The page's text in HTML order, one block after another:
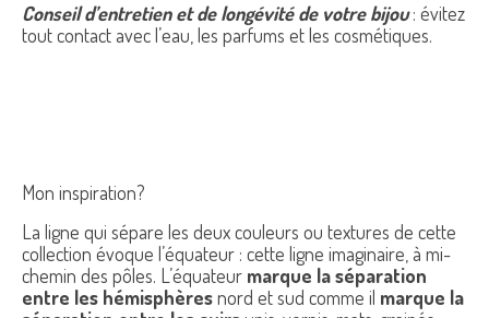
Conseil d’entretien et de longévité de votre bijou: évitez
tout contact avec l’eau, les parfums et les cosmétiques.
Mon inspiration?
La ligne qui sépare les deux couleurs ou textures de cette
collection évoque l’équateur : cette ligne imaginaire, à mi-
chemin des pôles. L’équateur marque la séparation
entre les hémisphèresnord et sud comme il marque la